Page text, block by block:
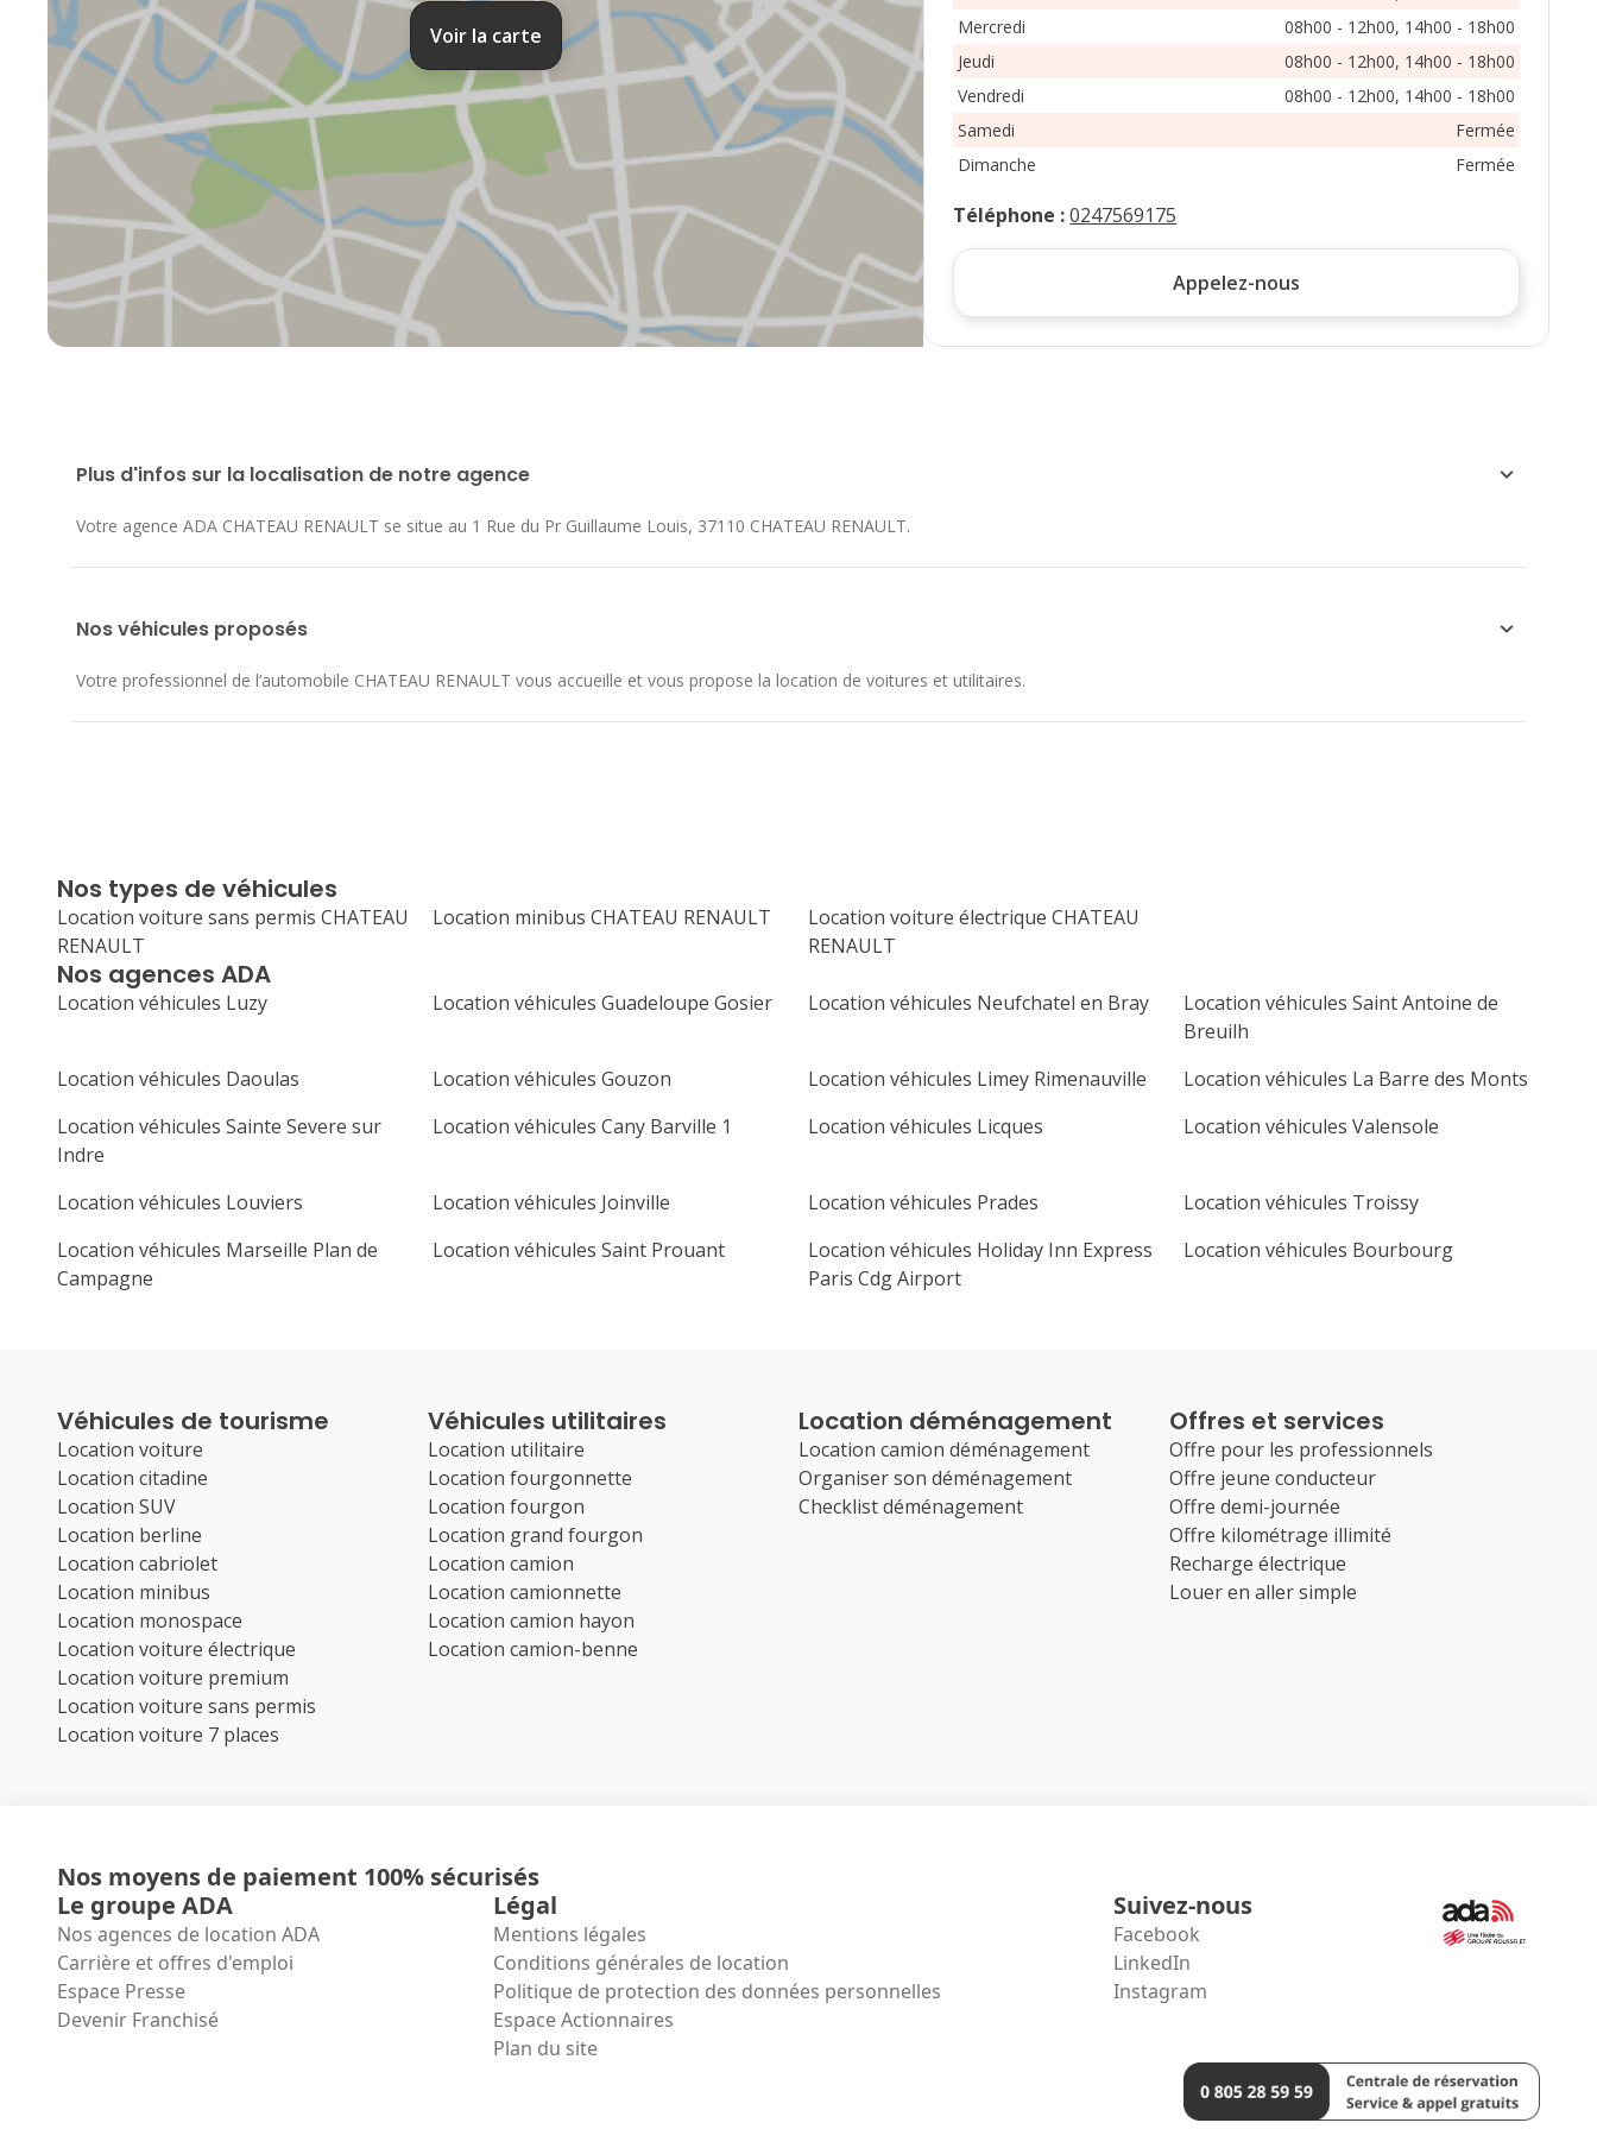
Voir la carte
Mercredi
08h00 - 12h00, 14h00 - 18h00
Jeudi
08h00 - 12h00, 14h00 - 18h00
Vendredi
08h00 - 12h00, 14h00 - 18h00
Samedi
Fermée
Dimanche
Fermée
Téléphone :0247569175
Appelez-nous
Plus d'infos sur la localisation de notre agence
Votre agence ADA CHATEAU RENAULT se situe au 1 Rue du Pr Guillaume Louis, 37110 CHATEAU RENAULT.
Nos véhicules proposés
Votre professionnel de l’automobile CHATEAU RENAULT vous accueille et vous propose la location de voitures et utilitaires.
Nos agences ADA
Location véhicules Luzy Location véhicules Guadeloupe Gosier Location véhicules Neufchatel en Bray
Location véhicules Saint Antoine de
Breuilh
Location véhicules Daoulas
Location véhicules Gouzon Location véhicules Limey Rimenauville
Location véhicules La Barre des Monts
Location véhicules Sainte Severe sur
Indre
Location véhicules Cany Barville 1 Location véhicules Licques Location véhicules Valensole
Location véhicules Louviers Location véhicules Joinville Location véhicules Prades
Location véhicules Troissy
Location véhicules Marseille Plan de
Campagne
Location véhicules Saint Prouant
Location véhicules Holiday Inn Express
Paris Cdg Airport
Location véhicules Bourbourg
Nos types de véhicules
Location voiture sans permis CHATEAU
RENAULT
Location minibus CHATEAU RENAULT
Location voiture électrique CHATEAU
RENAULT
Véhicules de tourisme
Location voiture
Location citadine
Location SUV
Location berline
Location cabriolet
Location minibus
Location monospace
Location voiture électrique
Location voiture premium
Location voiture sans permis
Location voiture 7 places
Véhicules utilitaires
Location utilitaire
Location fourgonnette
Location fourgon
Location grand fourgon
Location camion
Location camionnette
Location camion hayon
Location camion-benne
Location déménagement
Location camion déménagement
Organiser son déménagement
Checklist déménagement
Offres et services
Offre pour les professionnels
Offre jeune conducteur
Offre demi-journée
Offre kilométrage illimité
Recharge électrique
Louer en aller simple
Nos moyens de paiement 100% sécurisés
Le groupe ADA
Nos agences de location ADA
Carrière et offres d'emploi
Espace Presse
Devenir Franchisé
Légal
Mentions légales
Conditions générales de location
Politique de protection des données personnelles
Espace Actionnaires
Plan du site
Suivez-nous
Facebook
LinkedIn
Instagram